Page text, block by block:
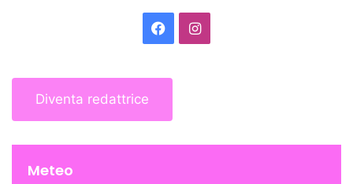
FacebookInstagram
Diventa redattrice
Meteo